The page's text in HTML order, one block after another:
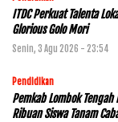
ITDC Perkuat Talenta
Glorious Golo Mori
Senin, 3 Agu 2026 - 23:54
Pendidikan
Pemkab Lombok
Ribuan Siswa Tanam